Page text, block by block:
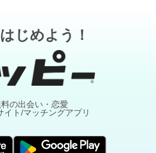
じめよう！
の出会い・恋愛
イト/マッチングアプリ